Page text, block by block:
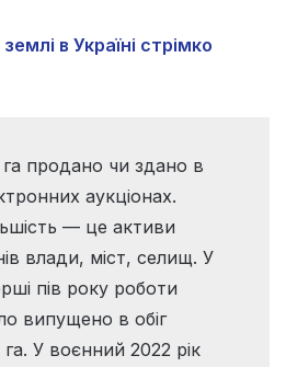
землі в Україні стрімко
продано чи здано в
аукціонах.
— це активи
влади, міст, селищ. У
пів року роботи
випущено в обіг
У воєнний 2022 рік